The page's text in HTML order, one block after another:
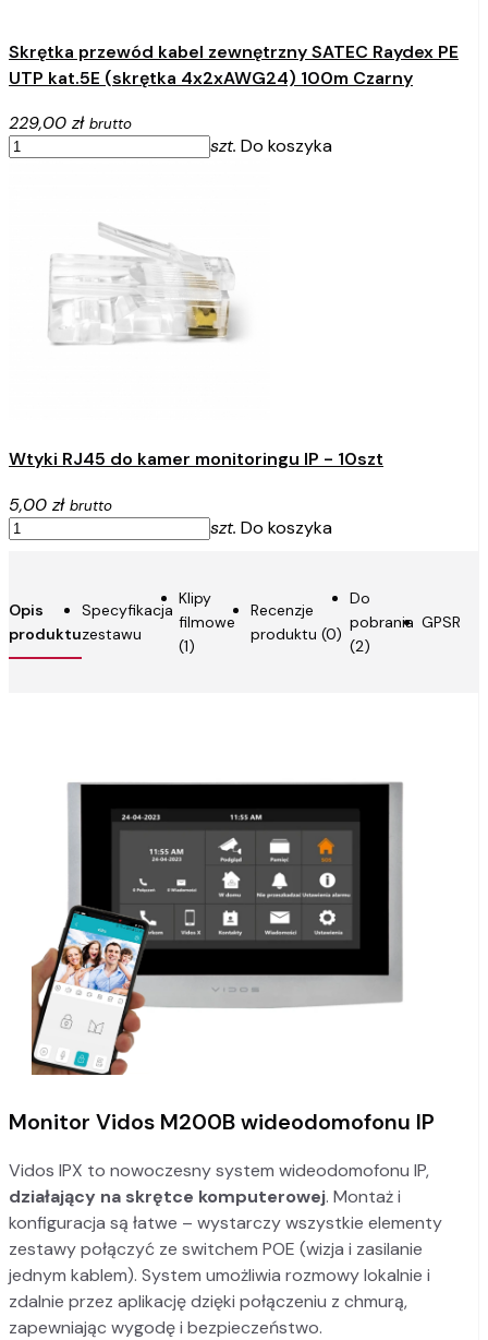
Skrętka przewód kabel zewnętrzny SATEC Raydex PE
UTP kat.5E (skrętka 4x2xAWG24) 100m Czarny
229,00 zł brutto
szt. Do koszyka
Wtyki RJ45 do kamer monitoringu IP - 10szt
5,00 zł brutto
szt. Do koszyka
Opis
produktu
Do
pobrania
(2)
Specyfikacja
zestawu
GPSR
Klipy
filmowe
(1)
Recenzje
produktu (0)
Monitor Vidos M200B wideodomofonu IP
Vidos IPX to nowoczesny system wideodomofonu IP,
działający na skrętce komputerowej. Montaż i
konfiguracja są łatwe – wystarczy wszystkie elementy
zestawy połączyć ze switchem POE (wizja i zasilanie
jednym kablem). System umożliwia rozmowy lokalnie i
zdalnie przez aplikację dzięki połączeniu z chmurą,
zapewniając wygodę i bezpieczeństwo.